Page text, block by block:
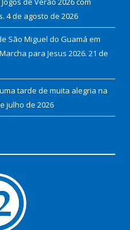
4 de agosto de 2026
São Miguel do Guamá em
para Jesus 2026. 21 de
tarde de muita alegria na
julho de 2026